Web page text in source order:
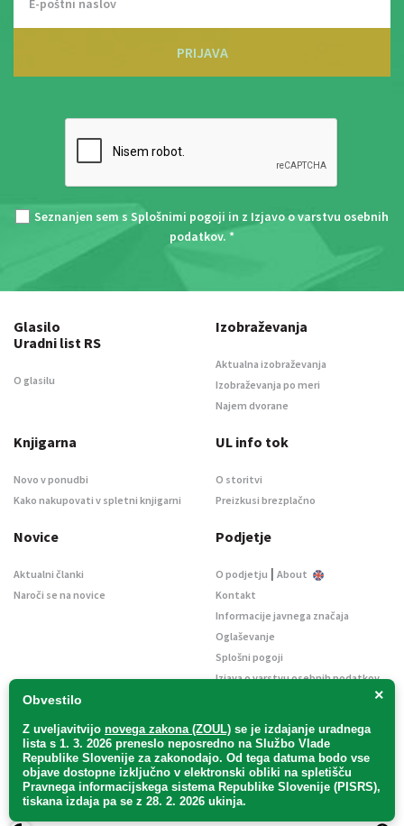
PRIJAVA
Seznanjen sem s Splošnimi pogoji in z Izjavo o varstvu osebnih
podatkov. *
×
Obvestilo
Z uveljavitvijo novega zakona (ZOUL) se je izdajanje uradnega
lista s 1. 3. 2026 preneslo neposredno na Službo Vlade
Republike Slovenije za zakonodajo. Od tega datuma bodo vse
objave dostopne izključno v elektronski obliki na spletišču
Pravnega informacijskega sistema Republike Slovenije (PISRS),
tiskana izdaja pa se z 28. 2. 2026 ukinja.
Glasilo
Uradni list RS
O glasilu
Izobraževanja
Aktualna izobraževanja
Izobraževanja po meri
Najem dvorane
Knjigarna
Novo v ponudbi
Kako nakupovati v spletni knjigarni
UL info tok
O storitvi
Preizkusi brezplačno
Novice
Aktualni članki
Naroči se na novice
Podjetje
O podjetju | About
Kontakt
Informacije javnega značaja
Oglaševanje
Splošni pogoji
Izjava o varstvu osebnih podatkov
Uradni list d. o. o. – v likvidaciji / Vse pravice pridržane.